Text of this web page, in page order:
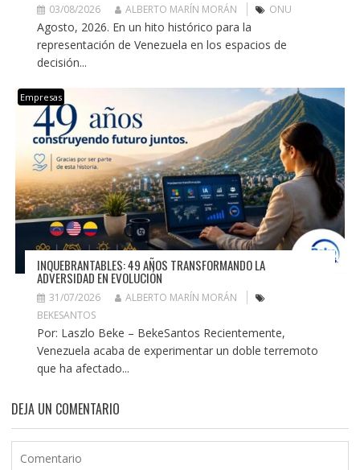
03/08/2026 ALBERTO MARÍN MORÁN ONU
Agosto, 2026. En un hito histórico para la
representación de Venezuela en los espacios de
decisión...
Empresas
INQUEBRANTABLES: 49 AÑOS TRANSFORMANDO LA
ADVERSIDAD EN EVOLUCIÓN
31/07/2026
ALBERTO MARÍN MORÁN
BEKESANTOS
Por: Laszlo Beke – BekeSantos Recientemente,
Venezuela acaba de experimentar un doble terremoto
que ha afectado...
DEJA UN COMENTARIO